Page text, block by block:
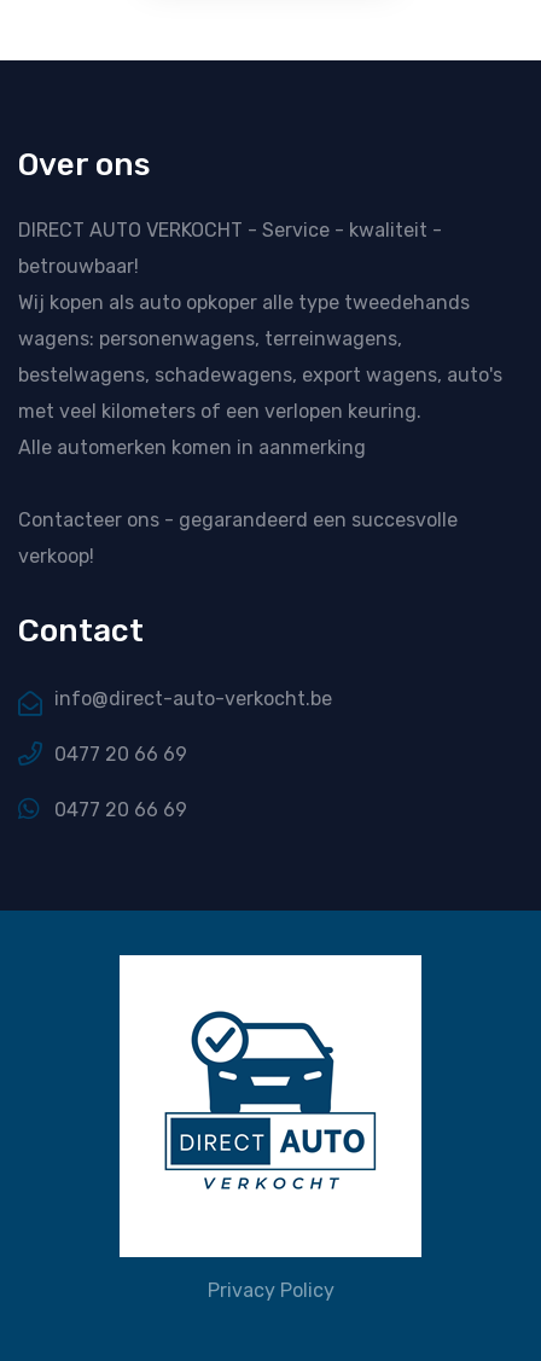
Over ons
DIRECT AUTO VERKOCHT - Service - kwaliteit -
betrouwbaar!
Wij kopen als auto opkoper alle type tweedehands
wagens: personenwagens, terreinwagens,
bestelwagens, schadewagens, export wagens, auto's
met veel kilometers of een verlopen keuring.
Alle automerken komen in aanmerking
Contacteer ons - gegarandeerd een succesvolle
verkoop!
Contact
info@direct-auto-verkocht.be
0477 20 66 69
0477 20 66 69
Privacy Policy